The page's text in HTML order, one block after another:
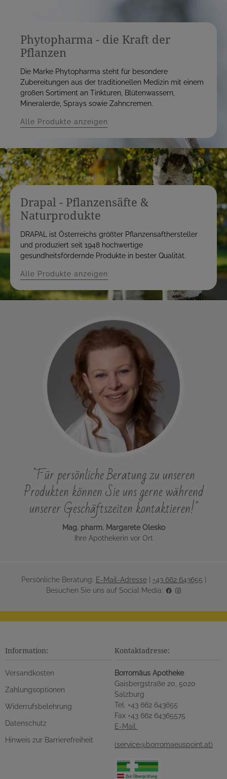
Phytopharma - die Kraft der
Pflanzen
Die Marke Phytopharma steht für besondere
Zubereitungen aus der traditionellen Medizin mit einem
großen Sortiment an Tinkturen, Blütenwassern,
Mineralerde, Sprays sowie Zahncremen.
Alle Produkte anzeigen
Drapal - Pflanzensäfte &
Naturprodukte
DRAPAL ist Österreichs größter Pflanzensafthersteller
und produziert seit 1948 hochwertige
gesundheitsfördernde Produkte in bester Qualität.
Alle Produkte anzeigen
"Für persönliche Beratung zu unseren
Produkten können Sie uns gerne während
unserer Geschäftszeiten kontaktieren!"
Mag. pharm. Margarete Olesko
Ihre Apothekerin vor Ort
Persönliche Beratung: E-Mail-Adresse| +43 662 643655
Besuchen Sie uns auf Social Media:
Information:
Versandkosten
Zahlungsoptionen
Widerrufsbelehrung
Datenschutz
Hinweis zur Barrierefreiheit
Kontaktadresse:
Borromäus Apotheke
Gaisbergstraße 20, 5020
Salzburg
Tel. +43 662 643655
Fax +43 662 64365575
E-Mail
(service@borromaeuspoint.at)